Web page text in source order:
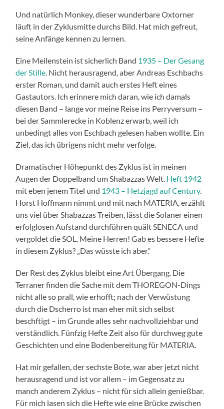
Und natürlich Monkey, dieser wunderbare Oxtorner
läuft in der Zyklusmitte durchs Bild. Hat mich gefreut,
seine Anfänge kennen zu lernen.
Eine Meilenstein ist sicherlich Band 1935 – Der Gesang
der Stille . Nicht herausragend, aber Andreas Eschbachs
erster Roman, und damit auch erstes Heft eines
Gastautors. Ich erinnere mich daran, wie ich damals
diesen Band – lange vor meine Reise ins Perryversum –
bei der Sammlerecke in Koblenz erwarb, weil ich
unbedingt alles von Eschbach gelesen haben wollte. Ein
Ziel, das ich übrigens nicht mehr verfolge.
Dramatischer Höhepunkt des Zyklus ist in meinen
Augen der Doppelband um Shabazzas Welt. Heft 1942
mit eben jenem Titel und 1943 – Hetzjagd auf Century.
Horst Hoffmann nimmt und mit nach MATERIA, erzählt
uns viel über Shabazzas Treiben, lässt die Solaner einen
erfolglosen Aufstand durchführen quält SENECA und
vergoldet die SOL. Meine Herren! Gab es bessere Hefte
in diesem Zyklus? „Das wüsste ich aber.“
Der Rest des Zyklus bleibt eine Art Übergang. Die
Terraner finden die Sache mit dem THOREGON-Dings
nicht alle so prall, wie erhofft; nach der Verwüstung
durch die Dscherro ist man eher mit sich selbst
beschftigt – im Grunde alles sehr nachvollziehbar und
verständlich. Fünfzig Hefte Zeit also für durchweg gute
Geschichten und eine Bodenbereitung für MATERIA.
Hat mir gefallen, der sechste Bote, war aber jetzt nicht
herausragend und ist vor allem – im Gegensatz zu
manch anderem Zyklus – nicht für sich allein genießbar.
Für mich lasen sich die Hefte wie eine Brücke zwischen